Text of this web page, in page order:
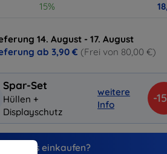
15%
14. August - 17. August
ab 3,90 € (Frei von 80,00 €)
Spar-Set
Hüllen +
Displayschutz
weitere
Info
-
bei uns einkaufen?